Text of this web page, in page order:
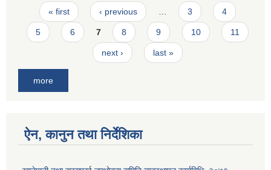
Pages
« first ‹ previous 3 4
5 6 7 8 9 10 11
next › last »
more
ऐन, कानुन तथा निर्देशिका